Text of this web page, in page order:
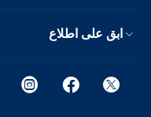
ابق على اطلاع